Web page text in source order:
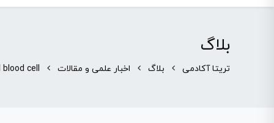
بلاگ
تریتا آکادمی بلاگ اخبار علمی و مقالات cell